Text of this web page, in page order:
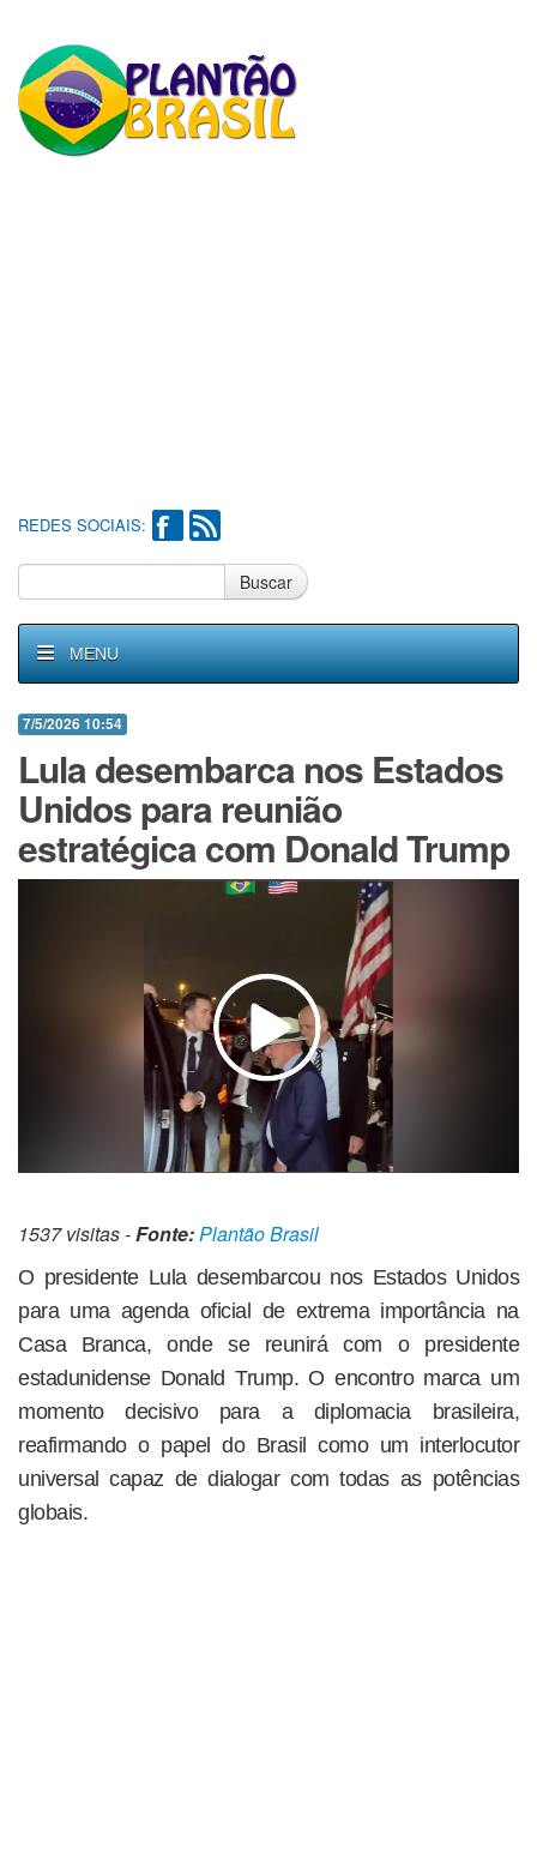
REDES SOCIAIS:
Buscar
MENU
7/5/2026 10:54
Lula desembarca nos Estados
Unidos para reunião
estratégica com Donald Trump
1537 visitas -Fonte:Plantão Brasil
O presidente Lula desembarcou nos Estados Unidos
para uma agenda oficial de extrema importância na
Casa Branca, onde se reunirá com o presidente
estadunidense Donald Trump. O encontro marca um
momento decisivo para a diplomacia brasileira,
reafirmando o papel do Brasil como um interlocutor
universal capaz de dialogar com todas as potências
globais.